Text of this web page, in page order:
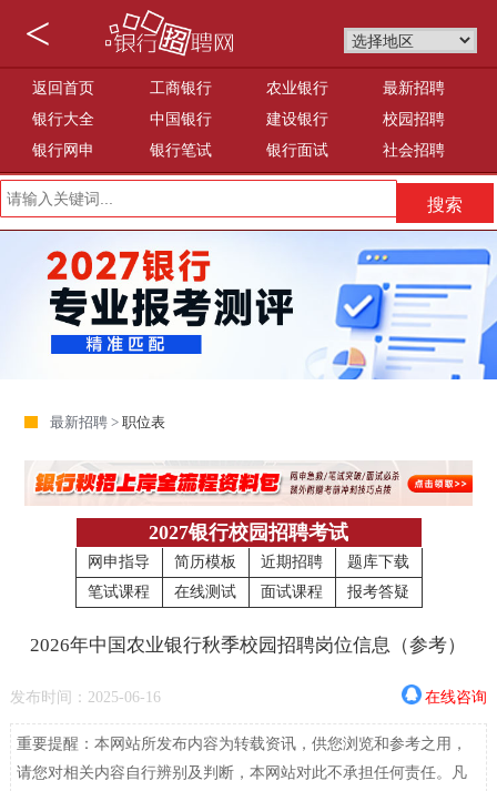
<
返回首页 工商银行 农业银行
最新招聘
银行大全
中国银行 建设银行
校园招聘
银行网申
银行笔试 银行面试 社会招聘
最新招聘 >职位表
2027银行校园招聘考试
网申指导 简历模板 近期招聘
题库下载
笔试课程
在线测试 面试课程 报考答疑
2026年中国农业银行秋季校园招聘岗位信息（参考）
发布时间：2025-06-16 在线咨询
重要提醒：本网站所发布内容为转载资讯，供您浏览和参考之用，
请您对相关内容自行辨别及判断，本网站对此不承担任何责任。凡